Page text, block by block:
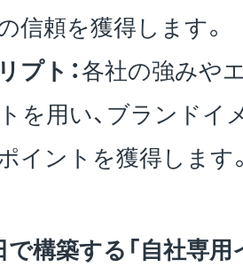
信頼を獲得します。
プト：各社の強みや
を用い、ブランドイ
イントを獲得します
構築する「自社専